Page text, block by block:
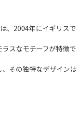
、2004年にイギリスで
スなモチーフが特徴で
その独特なデザインは